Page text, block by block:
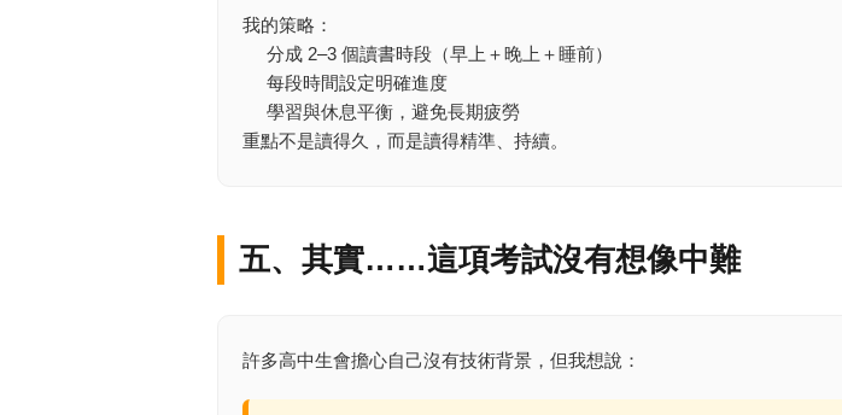
我的策略：
分成 2–3 個讀書時段（早上＋晚上＋睡前）
每段時間設定明確進度
學習與休息平衡，避免長期疲勞
重點不是讀得久，而是讀得精準、持續。
五、其實……這項考試沒有想像中難
許多高中生會擔心自己沒有技術背景，但我想說：